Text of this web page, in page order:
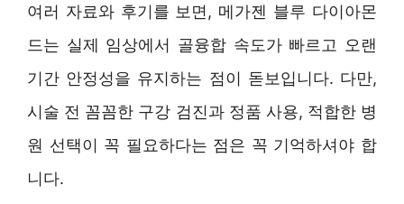
여러 자료와 후기를 보면, 메가젠 블루 다이아몬
드는 실제 임상에서 골융합 속도가 빠르고 오랜
기간 안정성을 유지하는 점이 돋보입니다. 다만,
시술 전 꼼꼼한 구강 검진과 정품 사용, 적합한 병
원 선택이 꼭 필요하다는 점은 꼭 기억하셔야 합
니다.